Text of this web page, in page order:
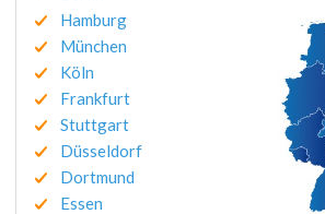
Hamburg
München
Köln
Frankfurt
Stuttgart
Düsseldorf
Dortmund
Essen